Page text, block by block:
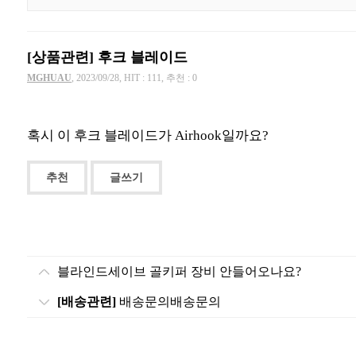
[상품관련] 후크 블레이드
MGHUAU, 2023/09/28, HIT : 111, 추천 : 0
혹시 이 후크 블레이드가 Airhook일까요?
추천 글쓰기
블라인드세이브 골키퍼 장비 안들어오나요?
[배송관련]배송문의배송문의